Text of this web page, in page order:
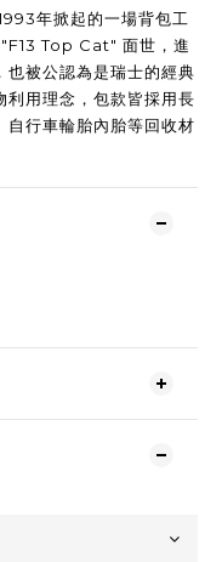
年掀起的一場背包工
Top Cat" 面世，進
也被公認為是瑞士的經典
利用理念，包款皆採用長
自行車輪胎內胎等回收材